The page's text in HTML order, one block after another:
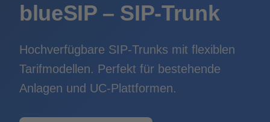
blueSIP – SIP-Trunk
Hochverfügbare SIP-Trunks mit flexiblen
Tarifmodellen. Perfekt für bestehende
Anlagen und UC-Plattformen.